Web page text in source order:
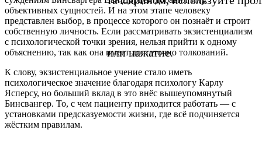
или нажатие.
объективных сущностей. И на этом этапе человеку
представлен выбор, в процессе которого он познаёт и строит
собственную личность. Если рассматривать экзистенциализм
с психологической точки зрения, нельзя прийти к одному
объяснению, так как она имеет достаточно толкований.
К слову, экзистенциальное учение стало иметь
психологическое значение благодаря психологу Карлу
Ясперсу, но больший вклад в это внёс вышеупомянутый
Бинсвангер. То, с чем пациенту приходится работать — с
установками предсказуемости жизни, где всё подчиняется
жёстким правилам.